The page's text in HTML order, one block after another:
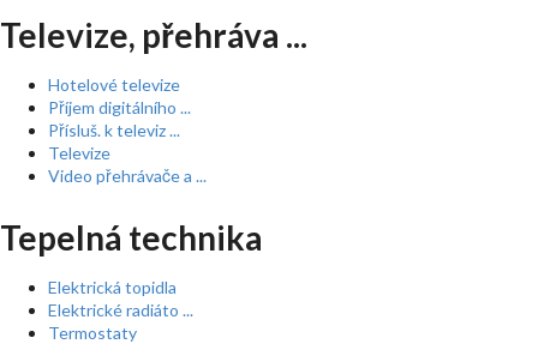
Televize, přehráva ...
Hotelové televize
Příjem digitálního ...
Přísluš. k televiz ...
Televize
Video přehrávače a ...
Tepelná technika
Elektrická topidla
Elektrické radiáto ...
Termostaty